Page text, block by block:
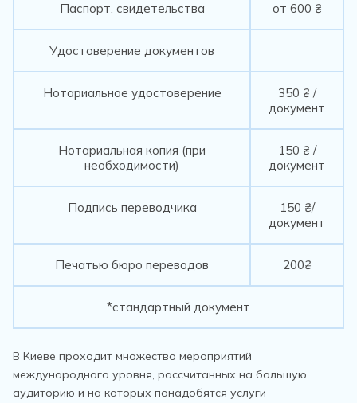
Паспорт, свидетельства от 600 ₴
Удостоверение документов
Нотариальное удостоверение
350 ₴ /
документ
Нотариальная копия (при
необходимости)
150 ₴ /
документ
Подпись переводчика
150 ₴/
документ
Печатью бюро переводов 200₴
*стандартный документ
В Киеве проходит множество мероприятий
международного уровня, рассчитанных на большую
аудиторию и на которых понадобятся услуги